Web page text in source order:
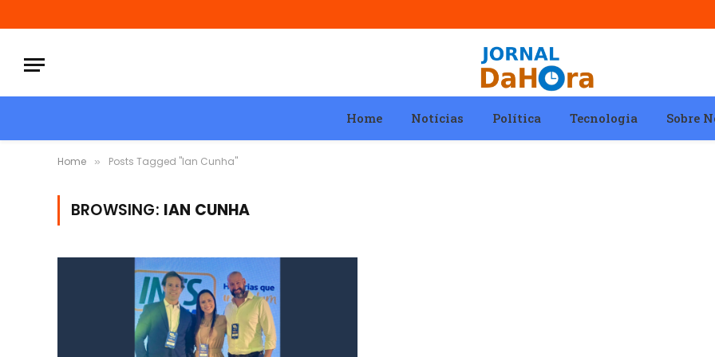
Home Notícias Política Tecnologia Sobre
Home » Posts Tagged "Ian Cunha"
BROWSING: IAN CUNHA